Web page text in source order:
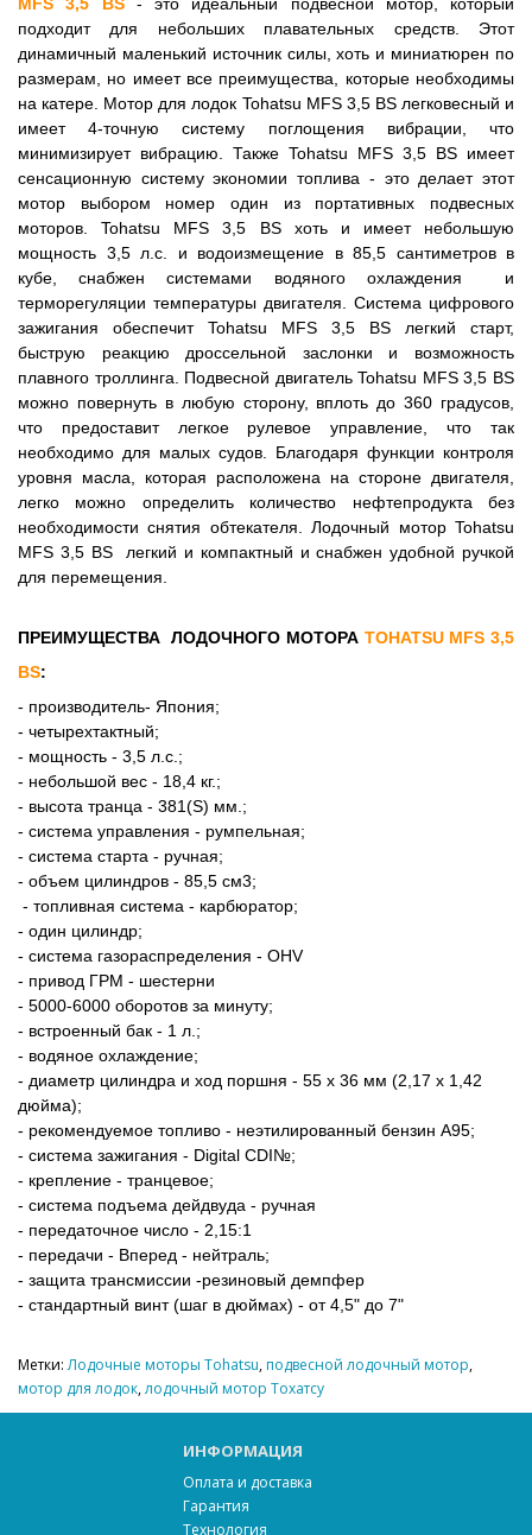
подходит для небольших плавательных средств. Этот
динамичный маленький источник силы, хоть и миниатюрен по
размерам, но имеет все преимущества, которые необходимы
на катере. Мотор для лодок Tohatsu МFS 3,5 BS легковесный и
имеет 4-точную систему поглощения вибрации, что
минимизирует вибрацию. Также Tohatsu МFS 3,5 BS имеет
сенсационную систему экономии топлива - это делает этот
мотор выбором номер один из портативных подвесных
моторов. Tohatsu МFS 3,5 BS хоть и имеет небольшую
мощность 3,5 л.с. и водоизмещение в 85,5 сантиметров в
кубе, снабжен системами водяного охлаждения и
терморегуляции температуры двигателя. Система цифрового
зажигания обеспечит Tohatsu МFS 3,5 BS легкий старт,
быструю реакцию дроссельной заслонки и возможность
плавного троллинга. Подвесной двигатель Tohatsu МFS 3,5 BS
можно повернуть в любую сторону, вплоть до 360 градусов,
что предоставит легкое рулевое управление, что так
необходимо для малых судов. Благодаря функции контроля
уровня масла, которая расположена на стороне двигателя,
легко можно определить количество нефтепродукта без
необходимости снятия обтекателя. Лодочный мотор Tohatsu
МFS 3,5 BS легкий и компактный и снабжен удобной ручкой
для перемещения.
ПРЕИМУЩЕСТВА ЛОДОЧНОГО МОТОРА TOHATSU МFS 3,5
BS:
- производитель- Япония;
- четырехтактный;
- мощность - 3,5 л.с.;
- небольшой вес - 18,4 кг.;
- высота транца - 381(S) мм.;
- система управления - румпельная;
- система старта - ручная;
- объем цилиндров - 85,5 см3;
- топливная система - карбюратор;
- один цилиндр;
- система газораспределения - OHV
- привод ГРМ - шестерни
- 5000-6000 оборотов за минуту;
- встроенный бак - 1 л.;
- водяное охлаждение;
- диаметр цилиндра и ход поршня - 55 х 36 мм (2,17 х 1,42
дюйма);
- рекомендуемое топливо - неэтилированный бензин А95;
- система зажигания - Digital CDI№;
- крепление - транцевое;
- система подъема дейдвуда - ручная
- передаточное число - 2,15:1
- передачи - Вперед - нейтраль;
- защита трансмиссии -резиновый демпфер
- стандартный винт (шаг в дюймах) - от 4,5" до 7"
Метки:Лодочные моторы Tohatsu,подвесной лодочный мотор,
мотор для лодок,лодочный мотор Тохатсу
ИНФОРМАЦИЯ
Оплата и доставка
Гарантия
Технология